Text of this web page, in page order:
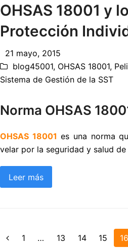
OHSAS 18001 y
Protección
21 mayo, 2015
blog45001, OHSAS 18001,
Sistema de Gestión de la SST
Norma OHSAS
OHSAS 18001 es una norma
velar por la seguridad y salud
Leer más
AnteriorPage
1 … Page
13 Page
14 Page
15 16